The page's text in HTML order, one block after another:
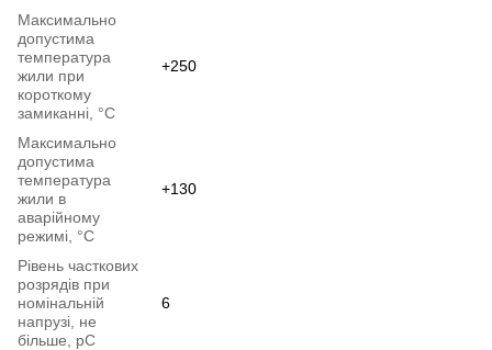
Максимально
допустима
температура
жили при
короткому
замиканні, °С
+250
Максимально
допустима
температура
жили в
аварійному
режимі, °С
+130
Рівень часткових
розрядів при
номінальній
напрузі, не
більше, pC
6